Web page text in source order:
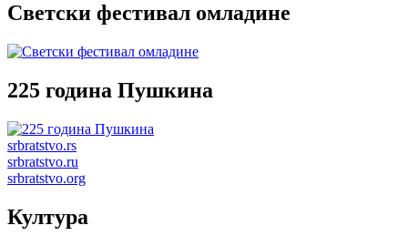
Светски фестивал омладине
225 година Пушкина
srbratstvo.rs
srbratstvo.ru
srbratstvo.org
Култура